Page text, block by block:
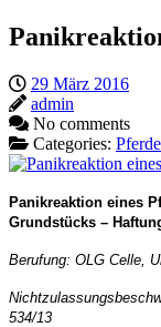
29 März 2016
admin
No comments
Categories: Pferde
Panikreaktion eines
Grundstücks –
Berufung: OLG Celle,
534/13